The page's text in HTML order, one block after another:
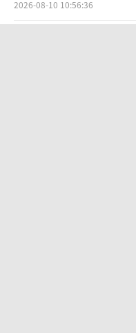
2026-08-10 10:56:36